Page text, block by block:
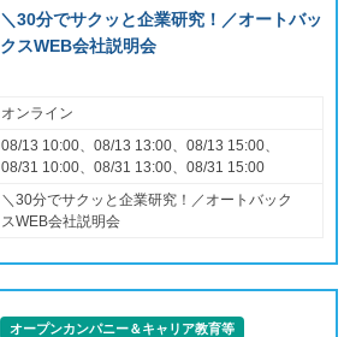
＼30分でサクッと企業研究！／オートバッ
クスWEB会社説明会
オンライン
08/13 10:00、08/13 13:00、08/13 15:00、
08/31 10:00、08/31 13:00、08/31 15:00
＼30分でサクッと企業研究！／オートバック
スWEB会社説明会
オープンカンパニー＆キャリア教育等